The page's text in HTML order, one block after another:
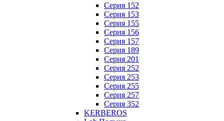
Серия 152
Серия 153
Серия 155
Серия 156
Серия 157
Серия 189
Серия 201
Серия 252
Серия 253
Серия 255
Серия 257
Серия 352
KERBEROS